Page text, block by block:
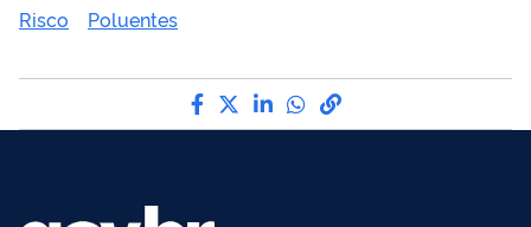
Risco
Poluentes
Compartilhe por Facebook
Compartilhe por Twitter
Compartilhe por
Compartilhe por
link para Copiar